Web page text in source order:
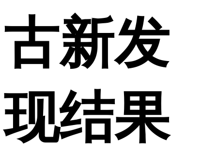
古新发
现结果